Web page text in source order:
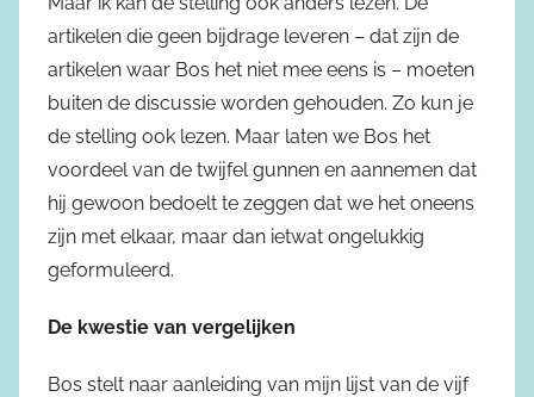
artikelen die geen bijdrage leveren – dat zijn de
artikelen waar Bos het niet mee eens is – moeten
buiten de discussie worden gehouden. Zo kun je
de stelling ook lezen. Maar laten we Bos het
voordeel van de twijfel gunnen en aannemen dat
hij gewoon bedoelt te zeggen dat we het oneens
zijn met elkaar, maar dan ietwat ongelukkig
geformuleerd.
De kwestie van vergelijken
Bos stelt naar aanleiding van mijn lijst van de vijf